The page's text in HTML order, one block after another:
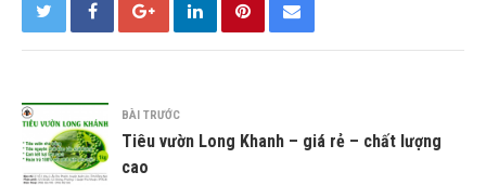
BÀI TRƯỚC
Tiêu vườn Long Khanh – giá rẻ – chất lượng
cao